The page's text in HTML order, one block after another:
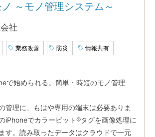
～モノ管理システム～
社
業務改善 防災 情報共有
で始められる。簡単・時短のモノ管理
管理に、もはや専用の端末は必要ありま
iPhoneでカラービット®︎タグを画像処理に
す。読み取ったデータはクラウドで一元